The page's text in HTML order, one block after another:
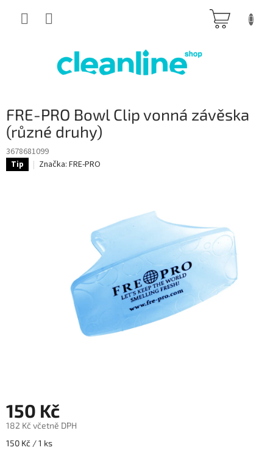
FRE-PRO Bowl Clip vonná závěska
(různé druhy)
3678681099
Tip Značka: FRE-PRO
150 Kč
182 Kč včetně DPH
Měrná
150 Kč / 1 ks